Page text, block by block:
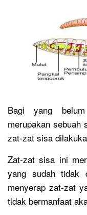
Bagi yang
merupakan sebuah
zat-zat sisa
Zat-zat sisa ini
yang sudah tidak
menyerap zat-zat
tidak bermanfaat